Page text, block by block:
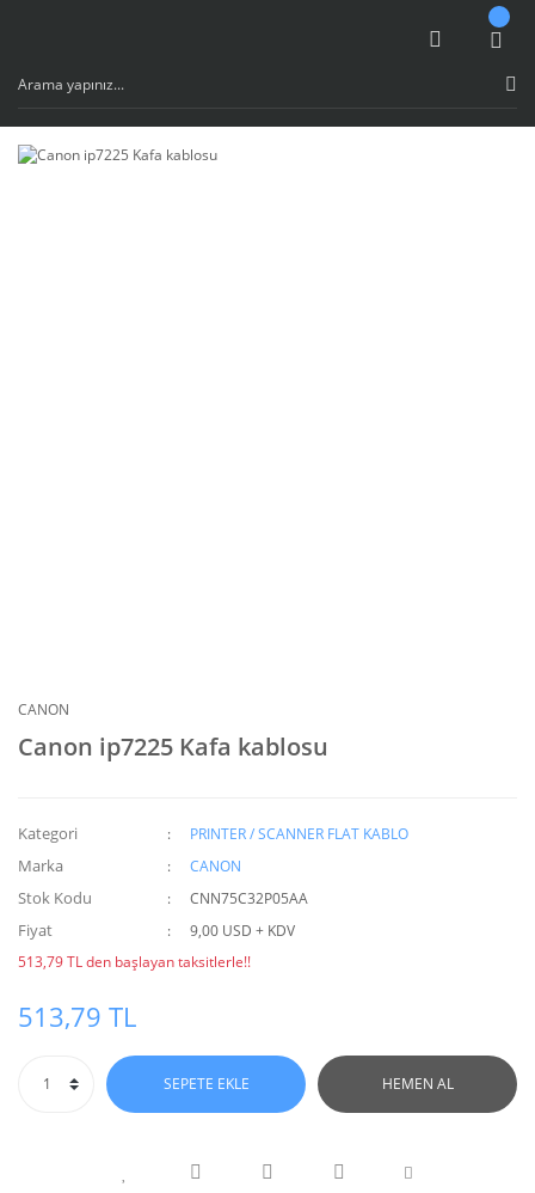
CANON
Canon ip7225 Kafa kablosu
Kategori PRINTER / SCANNER FLAT KABLO
Marka CANON
Stok Kodu CNN75C32P05AA
Fiyat
9,00 USD + KDV
513,79 TL den başlayan taksitlerle!!
513,79 TL
SEPETE EKLE HEMEN AL